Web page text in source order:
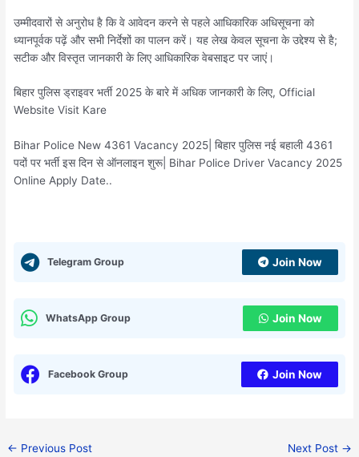
उम्मीदवारों से अनुरोध है कि वे आवेदन करने से पहले आधिकारिक अधिसूचना को
ध्यानपूर्वक पढ़ें और सभी निर्देशों का पालन करें। यह लेख केवल सूचना के उद्देश्य से है;
सटीक और विस्तृत जानकारी के लिए आधिकारिक वेबसाइट पर जाएं।
बिहार पुलिस ड्राइवर भर्ती 2025 के बारे में अधिक जानकारी के लिए, Official
Website Visit Kare
Bihar Police New 4361 Vacancy 2025| बिहार पुलिस नई बहाली 4361
पदों पर भर्ती इस दिन से ऑनलाइन शुरू| Bihar Police Driver Vacancy 2025
Online Apply Date..
Telegram Group Join Now
WhatsApp Group Join Now
Facebook Group Join Now
← Previous Post Next Post →